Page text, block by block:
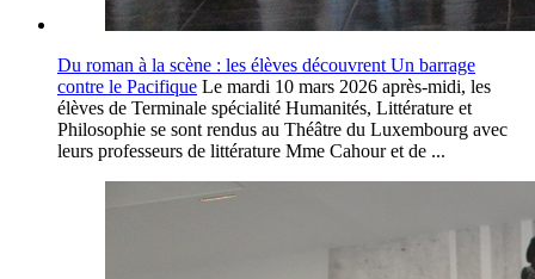
Du roman à la scène : les élèves découvrent Un barrage
contre le Pacifique Le mardi 10 mars 2026 après-midi, les
élèves de Terminale spécialité Humanités, Littérature et
Philosophie se sont rendus au Théâtre du Luxembourg avec
leurs professeurs de littérature Mme Cahour et de ...